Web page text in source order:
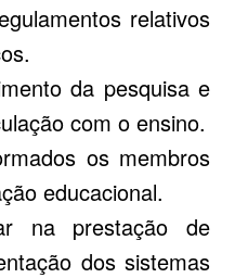
relativos
da pesquisa e
com o ensino.
os membros
educacional.
na prestação de
dos sistemas